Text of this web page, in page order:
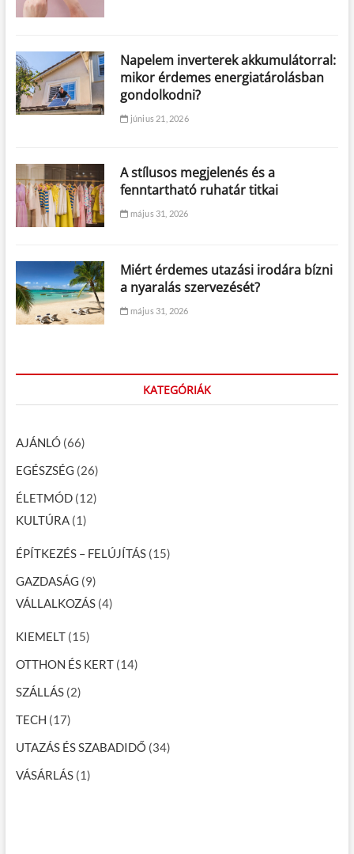
Napelem inverterek akkumulátorral:
mikor érdemes energiatárolásban
gondolkodni?
június 21, 2026
A stílusos megjelenés és a
fenntartható ruhatár titkai
május 31, 2026
Miért érdemes utazási irodára bízni
a nyaralás szervezését?
május 31, 2026
KATEGÓRIÁK
AJÁNLÓ(66)
EGÉSZSÉG (26)
ÉLETMÓD(12)
KULTÚRA(1)
ÉPÍTKEZÉS – FELÚJÍTÁS(15)
GAZDASÁG (9)
VÁLLALKOZÁS(4)
KIEMELT(15)
OTTHON ÉS KERT(14)
SZÁLLÁS(2)
TECH (17)
UTAZÁS ÉS SZABADIDŐ (34)
VÁSÁRLÁS(1)